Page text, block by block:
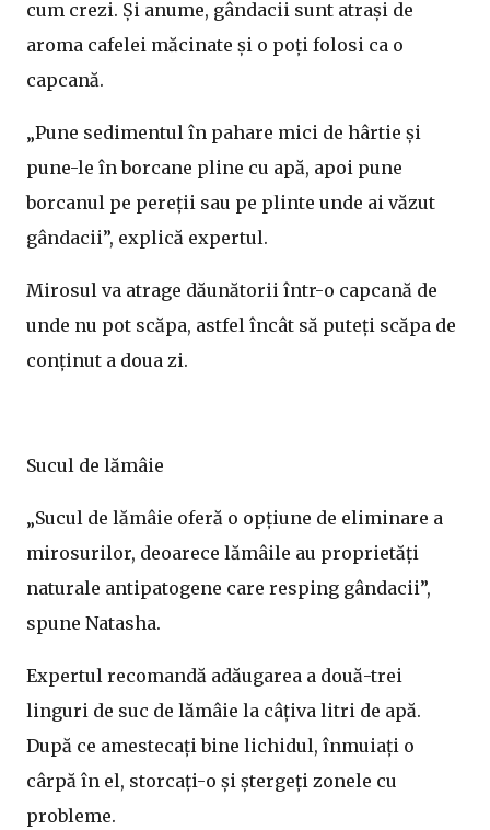
cum crezi. Și anume, gândacii sunt atrași de
aroma cafelei măcinate și o poți folosi ca o
capcană.
„Pune sedimentul în pahare mici de hârtie și
pune-le în borcane pline cu apă, apoi pune
borcanul pe pereții sau pe plinte unde ai văzut
gândacii”, explică expertul.
Mirosul va atrage dăunătorii într-o capcană de
unde nu pot scăpa, astfel încât să puteți scăpa de
conținut a doua zi.
Sucul de lămâie
„Sucul de lămâie oferă o opțiune de eliminare a
mirosurilor, deoarece lămâile au proprietăți
naturale antipatogene care resping gândacii”,
spune Natasha.
Expertul recomandă adăugarea a două-trei
linguri de suc de lămâie la câțiva litri de apă.
După ce amestecați bine lichidul, înmuiați o
cârpă în el, storcați-o și ștergeți zonele cu
probleme.